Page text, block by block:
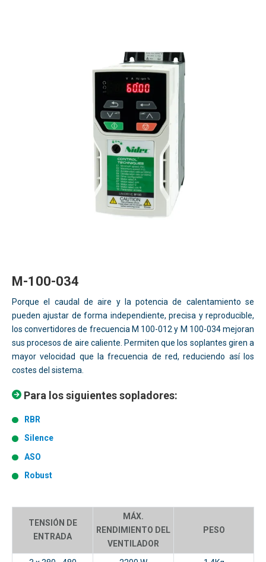
M-100-034
Porque el caudal de aire y la potencia de calentamiento se
pueden ajustar de forma independiente, precisa y reproducible,
los convertidores de frecuencia M 100-012 y M 100-034 mejoran
sus procesos de aire caliente. Permiten que los soplantes giren a
mayor velocidad que la frecuencia de red, reduciendo así los
costes del sistema.
Para los siguientes sopladores:
RBR
Silence
ASO
Robust
TENSIÓN DE
ENTRADA
MÁX.
RENDIMIENTO DEL
VENTILADOR
PESO